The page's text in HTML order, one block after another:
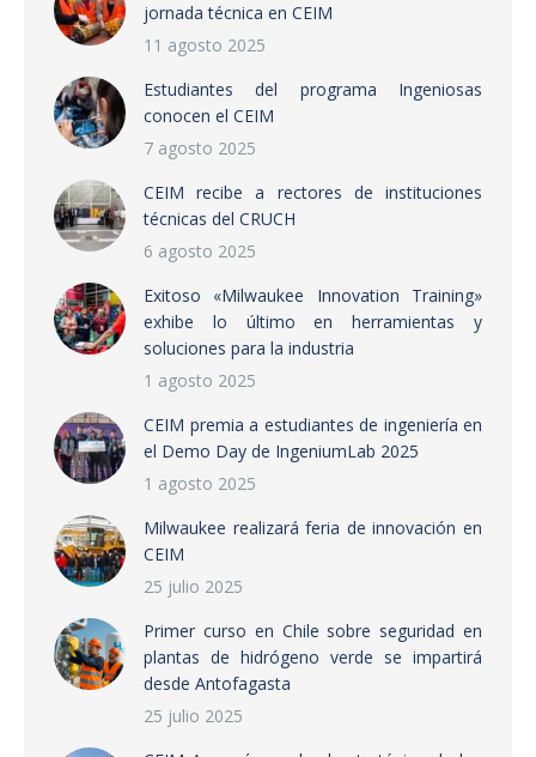
jornada técnica en CEIM
11 agosto 2025
Estudiantes del programa Ingeniosas
conocen el CEIM
7 agosto 2025
CEIM recibe a rectores de instituciones
técnicas del CRUCH
6 agosto 2025
Exitoso «Milwaukee Innovation Training»
exhibe lo último en herramientas y
soluciones para la industria
1 agosto 2025
CEIM premia a estudiantes de ingeniería en
el Demo Day de IngeniumLab 2025
1 agosto 2025
Milwaukee realizará feria de innovación en
CEIM
25 julio 2025
Primer curso en Chile sobre seguridad en
plantas de hidrógeno verde se impartirá
desde Antofagasta
25 julio 2025